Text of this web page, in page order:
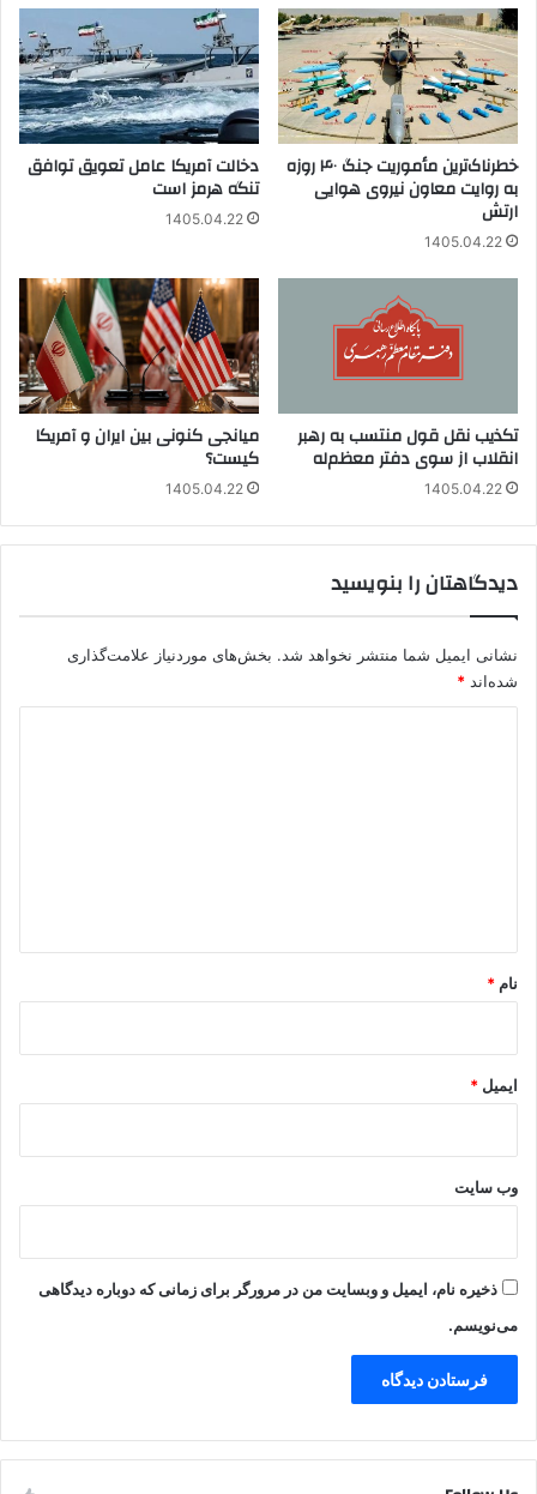
خطرناک‌ترین مأموریت جنگ ۴۰ روزه
به روایت معاون نیروی هوایی
ارتش
1405.04.22
دخالت آمریکا عامل تعویق توافق
تنگه هرمز است
1405.04.22
تکذیب نقل قول منتسب به رهبر
انقلاب از سوی دفتر معظم‌له
1405.04.22
میانجی کنونی بین ایران و آمریکا
کیست؟
1405.04.22
دیدگاهتان را بنویسید
نشانی ایمیل شما منتشر نخواهد شد. بخش‌های موردنیاز علامت‌گذاری
شده‌اند *
نام *
ایمیل *
وب‌ سایت
ذخیره نام، ایمیل و وبسایت من در مرورگر برای زمانی که دوباره دیدگاهی
می‌نویسم.